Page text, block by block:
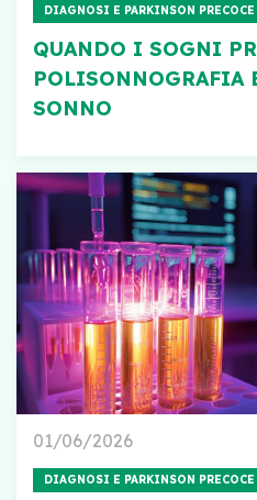
DIAGNOSI E PARKINSON PRECOCE
QUANDO I SOGNI
POLISONNOGRAFIA
SONNO
01/06/2026
DIAGNOSI E PARKINSON PRECOCE